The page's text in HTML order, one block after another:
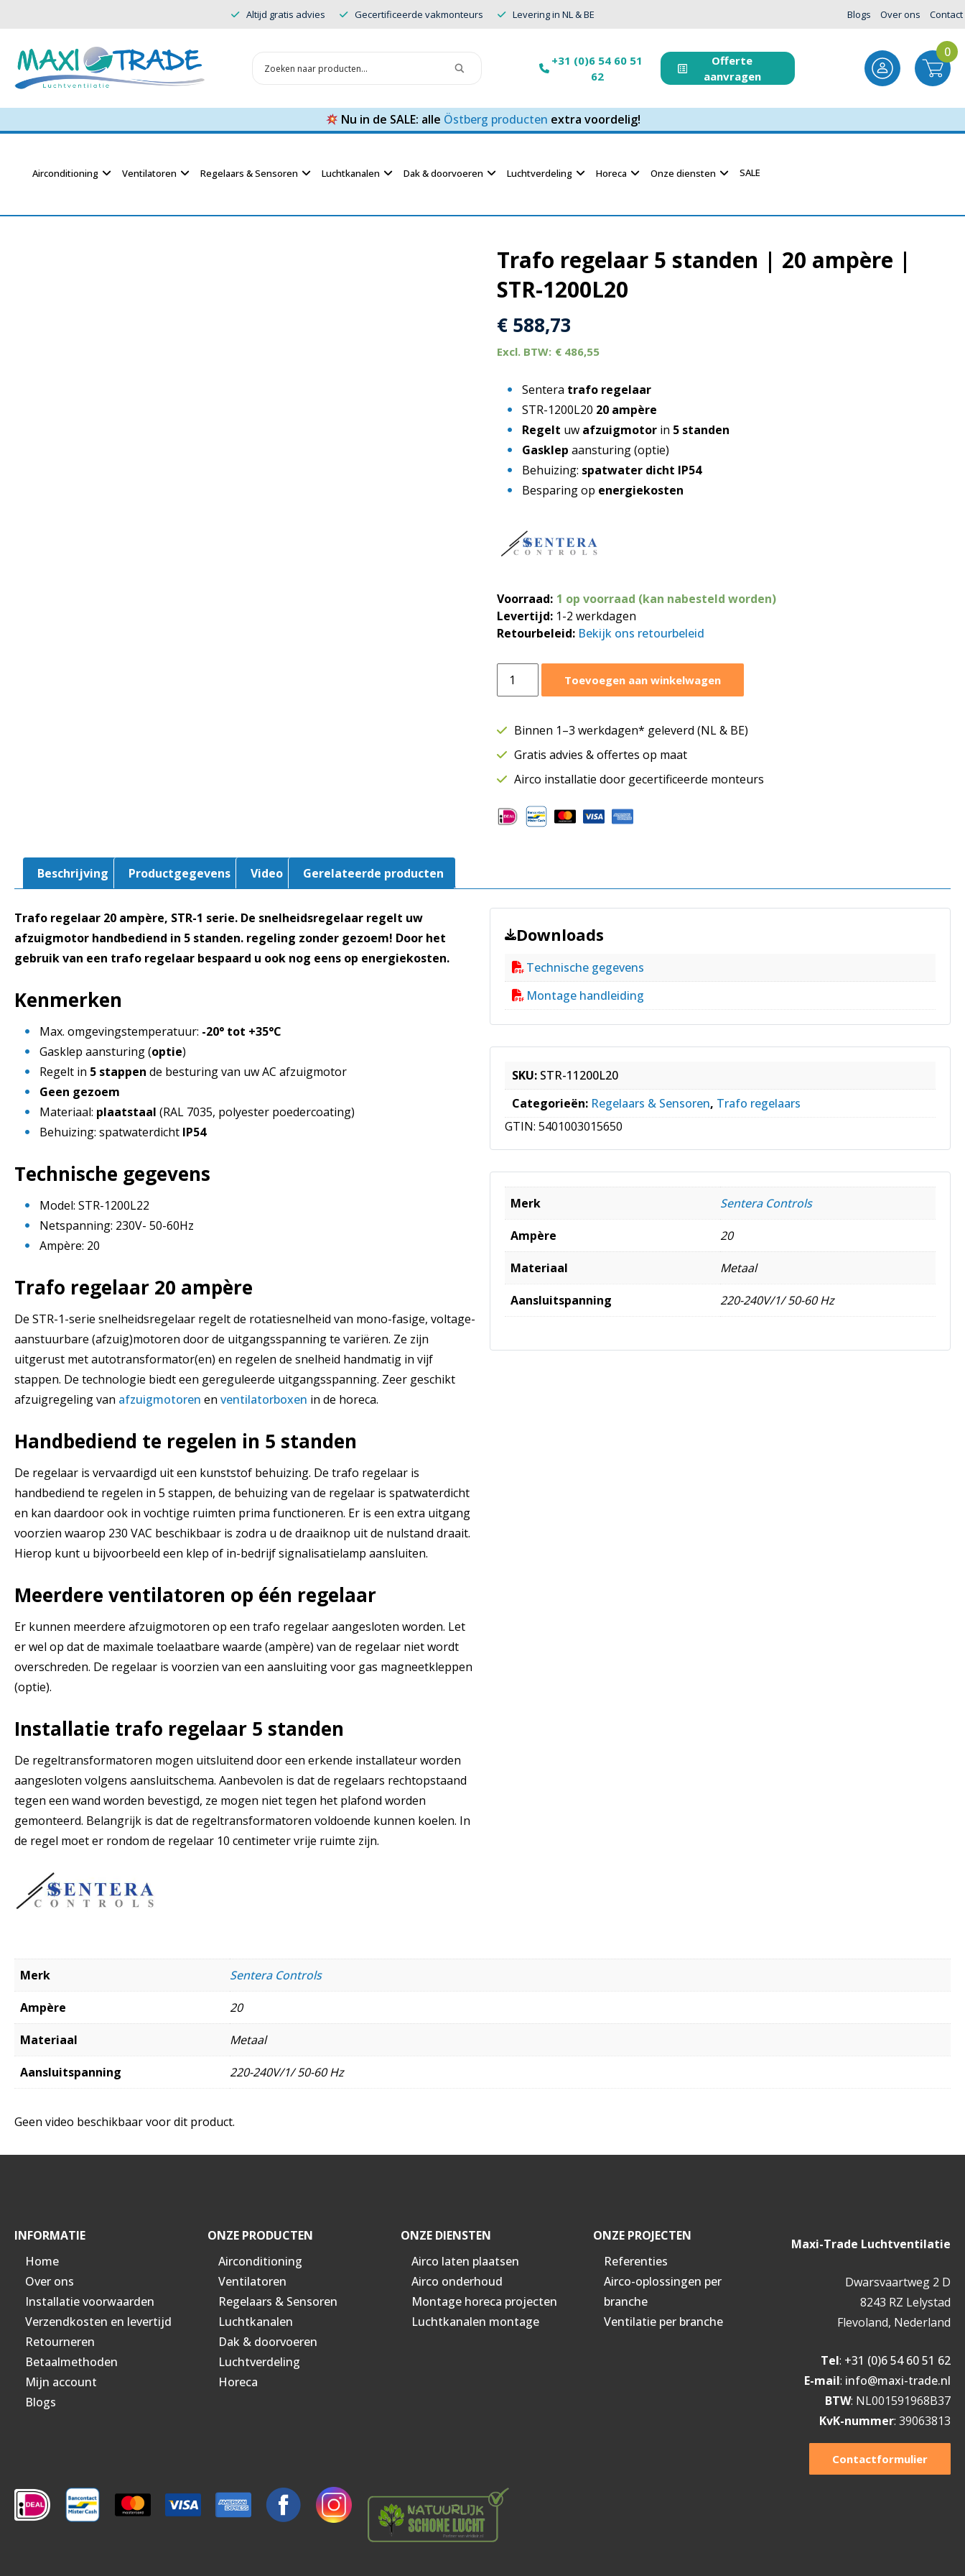
Altijd gratis advies Gecertificeerde vakmonteurs Levering in NL & BE Blogs Over ons Contact
+31 (0)6 54 60 51
62
Offerte
aanvragen
0
Nu in de SALE: alle Östberg producten extra voordelig!
Airconditioning Ventilatoren Regelaars & Sensoren Luchtkanalen Dak & doorvoeren Luchtverdeling Horeca Onze diensten SALE
Trafo regelaar 5 standen | 20 ampère |
STR-1200L20
€ 588,73
€ 486,55
Sentera trafo regelaar
STR-1200L20 20 ampère
Regelt uw afzuigmotor in 5 standen
Gasklep aansturing (optie)
Behuizing: spatwater dicht IP54
Besparing op energiekosten
Voorraad: 1 op voorraad (kan nabesteld worden)
Levertijd: 1-2 werkdagen
Retourbeleid: Bekijk ons retourbeleid
regelaar
standen
20
ampère
STR-
1200L20
Toevoegen aan winkelwagen
Binnen 1–3 werkdagen* geleverd (NL & BE)
Gratis advies & offertes op maat
Airco installatie door gecertificeerde monteurs
Beschrijving Productgegevens Video Gerelateerde producten
Trafo regelaar 20 ampère, STR-1 serie. De snelheidsregelaar regelt uw
afzuigmotor handbediend in 5 standen. regeling zonder gezoem! Door het
gebruik van een trafo regelaar bespaard u ook nog eens op energiekosten.
Kenmerken
Max. omgevingstemperatuur: -20° tot +35°C
Gasklep aansturing (optie)
Regelt in 5 stappen de besturing van uw AC afzuigmotor
Geen gezoem
Materiaal: plaatstaal (RAL 7035, polyester poedercoating)
Behuizing: spatwaterdicht IP54
Technische gegevens
Model: STR-1200L22
Netspanning: 230V- 50-60Hz
Ampère: 20
Trafo regelaar 20 ampère
De STR-1-serie snelheidsregelaar regelt de rotatiesnelheid van mono-fasige, voltage-
aanstuurbare (afzuig)motoren door de uitgangsspanning te variëren. Ze zijn
uitgerust met autotransformator(en) en regelen de snelheid handmatig in vijf
stappen. De technologie biedt een gereguleerde uitgangsspanning. Zeer geschikt
afzuigregeling van afzuigmotoren en ventilatorboxen in de horeca.
Handbediend te regelen in 5 standen
De regelaar is vervaardigd uit een kunststof behuizing. De trafo regelaar is
handbediend te regelen in 5 stappen, de behuizing van de regelaar is spatwaterdicht
en kan daardoor ook in vochtige ruimten prima functioneren. Er is een extra uitgang
voorzien waarop 230 VAC beschikbaar is zodra u de draaiknop uit de nulstand draait.
Hierop kunt u bijvoorbeeld een klep of in-bedrijf signalisatielamp aansluiten.
Meerdere ventilatoren op één regelaar
Er kunnen meerdere afzuigmotoren op een trafo regelaar aangesloten worden. Let
er wel op dat de maximale toelaatbare waarde (ampère) van de regelaar niet wordt
overschreden. De regelaar is voorzien van een aansluiting voor gas magneetkleppen
(optie).
Installatie trafo regelaar 5 standen
De regeltransformatoren mogen uitsluitend door een erkende installateur worden
aangesloten volgens aansluitschema. Aanbevolen is dat de regelaars rechtopstaand
tegen een wand worden bevestigd, ze mogen niet tegen het plafond worden
gemonteerd. Belangrijk is dat de regeltransformatoren voldoende kunnen koelen. In
de regel moet er rondom de regelaar 10 centimeter vrije ruimte zijn.
Downloads
Technische gegevens
Montage handleiding
SKU: STR-11200L20
Categorieën: Regelaars & Sensoren, Trafo regelaars
GTIN: 5401003015650
Merk Sentera Controls
Ampère 20
Materiaal Metaal
Aansluitspanning 220-240V/1/ 50-60 Hz
Merk Sentera Controls
Ampère 20
Materiaal Metaal
Aansluitspanning 220-240V/1/ 50-60 Hz
Geen video beschikbaar voor dit product.
INFORMATIE
Home
Over ons
Installatie voorwaarden
Verzendkosten en levertijd
Retourneren
Betaalmethoden
Mijn account
Blogs
ONZE PRODUCTEN
Airconditioning
Ventilatoren
Regelaars & Sensoren
Luchtkanalen
Dak & doorvoeren
Luchtverdeling
Horeca
ONZE DIENSTEN
Airco laten plaatsen
Airco onderhoud
Montage horeca projecten
Luchtkanalen montage
ONZE PROJECTEN
Referenties
Airco-oplossingen per
branche
Ventilatie per branche
Maxi-Trade Luchtventilatie
Dwarsvaartweg 2 D
8243 RZ Lelystad
Flevoland, Nederland
Tel: +31 (0)6 54 60 51 62
E-mail: info@maxi-trade.nl
BTW: NL001591968B37
KvK-nummer: 39063813
Contactformulier